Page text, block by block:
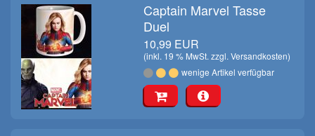
Captain Marvel Tasse
Duel
10,99 EUR
(inkl. 19 % MwSt. zzgl.Versandkosten)
wenige Artikel verfügbar